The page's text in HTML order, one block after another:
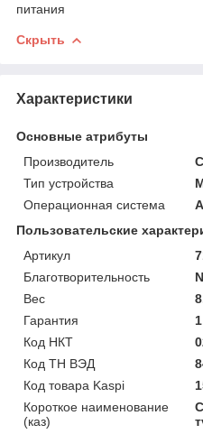
питания
Скрыть
Характеристики
Основные атрибуты
Производитель
Тип устройства
Операционная система
Пользовательские
Артикул
Благотворительность
N
Вес
Гарантия
Код НКТ
Код ТН ВЭД
Код товара Kaspi
Короткое наименование
(каз)